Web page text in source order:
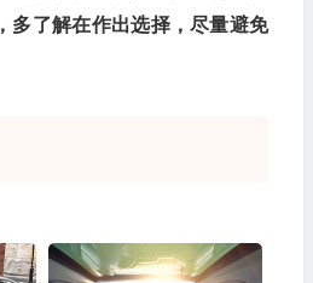
多了解在作出选择，尽量避免